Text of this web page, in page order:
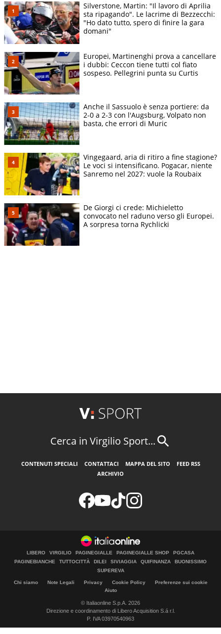
Silverstone, Martin: "Il lavoro di Aprilia
sta ripagando". Le lacrime di Bezzecchi:
"Ho dato tutto, spero di finire la gara
domani"
Europei, Martinenghi prova a cancellare
i dubbi: Ceccon tiene tutti col fiato
sospeso. Pellegrini punta su Curtis
Anche il Sassuolo è senza portiere: da
2-0 a 2-3 con l'Augsburg, Volpato non
basta, che errori di Muric
Vingegaard, aria di ritiro a fine stagione?
Le voci si intensificano. Pogacar, niente
Sanremo nel 2027: vuole la Roubaix
De Giorgi ci crede: Michieletto
convocato nel raduno verso gli Europei.
A sorpresa torna Rychlicki
Cerca in Virgilio Sport...
CONTENUTI SPECIALI CONTATTACI MAPPA DEL SITO
FEED RSS
ARCHIVIO
LIBERO VIRGILIO PAGINEGIALLE PAGINEGIALLE SHOP
PGCASA
PAGINEBIANCHE
TUTTOCITTÀ DILEI SIVIAGGIA QUIFINANZA
BUONISSIMO
SUPEREVA
Chi siamo Note Legali Privacy Cookie Policy
Preferenze sui cookie
Aiuto
© Italiaonline S.p.A. 2026
Direzione e coordinamento di Libero Acquisition S.á r.l.
P. IVA 03970540963